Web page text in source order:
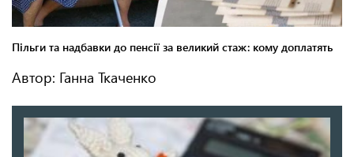
Автор: Ганна Ткаченко